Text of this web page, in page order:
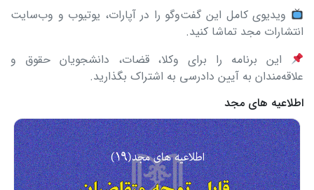
ویدیوی کامل این گفت‌وگو را در آپارات، یوتیوب و وب‌سایت
انتشارات مجد تماشا کنید.
این برنامه را برای وکلا، قضات، دانشجویان حقوق و
علاقه‌مندان به آیین دادرسی به اشتراک بگذارید.
اطلاعیه های مجد